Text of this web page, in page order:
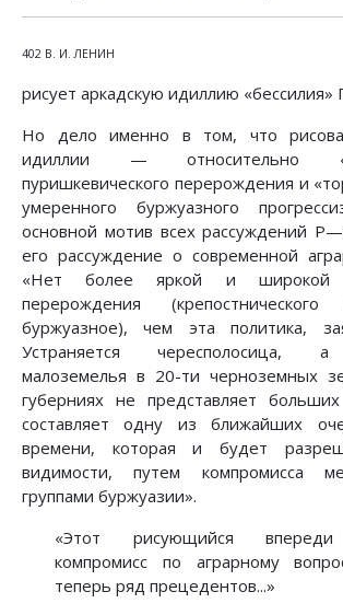
402 В. И. ЛЕНИН
рисует аркадскую идиллию
Но дело именно в том, что
идиллии — относительно
пуришкевического перерождения и
умеренного буржуазного
основной мотив всех рассуждений
его рассуждение о современной
«Нет более яркой и широкой
перерождения
буржуазное), чем эта политика,
Устраняется чересполосица, а
малоземелья в 20-ти черноземных
губерниях не представляет
составляет одну из ближайших
времени, которая и будет
видимости, путем компромисса
группами буржуазии».
«Этот рисующийся
компромисс по аграрному
теперь ряд прецедентов...»